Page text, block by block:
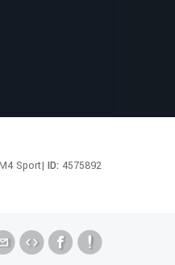
Sport|ID:4575892